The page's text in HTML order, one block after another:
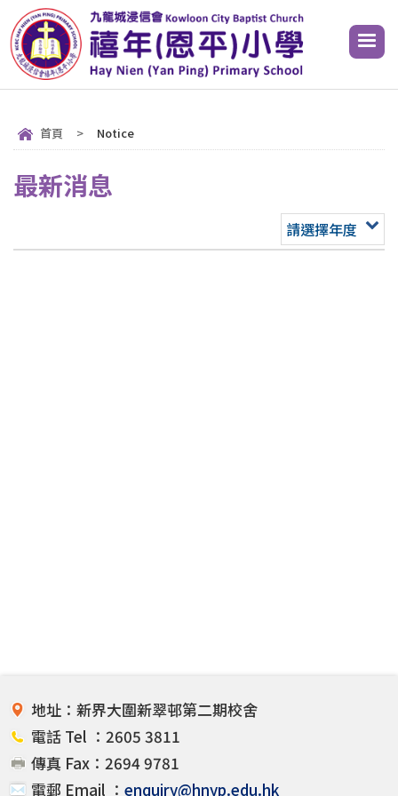
首頁 > Notice
最新消息
請選擇年度
地址：新界大圍新翠邨第二期校舍
電話 Tel ：2605 3811
傳真 Fax：2694 9781
電郵 Email ： enquiry@hnyp.edu.hk